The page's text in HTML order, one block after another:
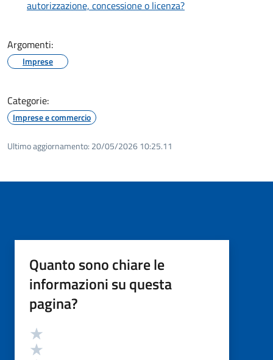
autorizzazione, concessione o licenza?
Argomenti:
Imprese
Categorie:
Imprese e commercio
Ultimo aggiornamento: 20/05/2026 10:25.11
Quanto sono chiare le
informazioni su questa
pagina?
Valutazione